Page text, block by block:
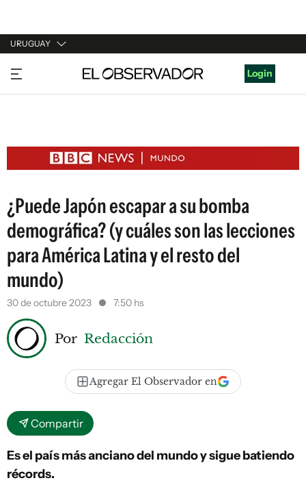
URUGUAY
URUGUAY
ARGENTINA
ESTADOS UNIDOS
Login
¿Puede Japón escapar a su bomba
demográfica? (y cuáles son las lecciones
para América Latina y el resto del
mundo)
30 de octubre 2023 7:50 hs
Por Redacción
Agregar El Observador en
Compartir
Es el país más anciano del mundo y sigue batiendo
récords.